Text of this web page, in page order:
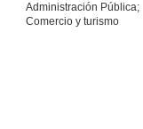
Administración Pública;
Comercio y turismo